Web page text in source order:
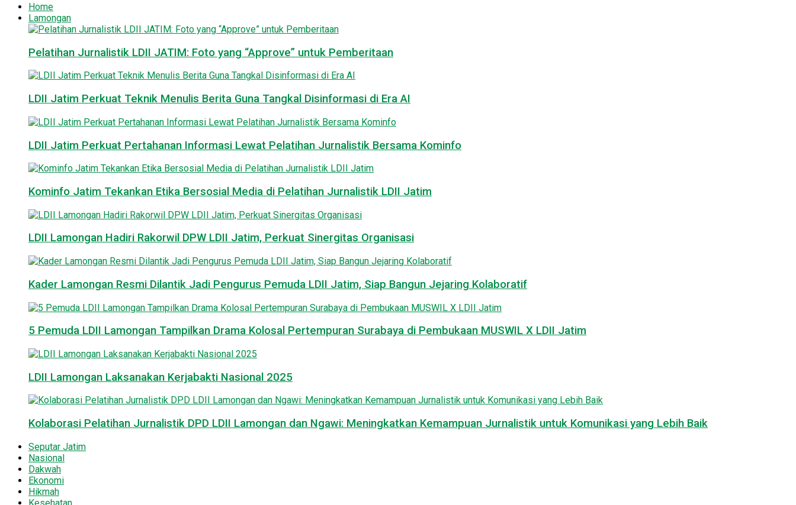
Home
Lamongan
Pelatihan Jurnalistik LDII JATIM: Foto yang “Approve” untuk Pemberitaan
LDII Jatim Perkuat Teknik Menulis Berita Guna Tangkal Disinformasi di Era AI
LDII Jatim Perkuat Pertahanan Informasi Lewat Pelatihan Jurnalistik Bersama Kominfo
Kominfo Jatim Tekankan Etika Bersosial Media di Pelatihan Jurnalistik LDII Jatim
LDII Lamongan Hadiri Rakorwil DPW LDII Jatim, Perkuat Sinergitas Organisasi
Kader Lamongan Resmi Dilantik Jadi Pengurus Pemuda LDII Jatim, Siap Bangun Jejaring Kolaboratif
5 Pemuda LDII Lamongan Tampilkan Drama Kolosal Pertempuran Surabaya di Pembukaan MUSWIL X LDII Jatim
LDII Lamongan Laksanakan Kerjabakti Nasional 2025
Kolaborasi Pelatihan Jurnalistik DPD LDII Lamongan dan Ngawi: Meningkatkan Kemampuan Jurnalistik untuk Komunikasi yang Lebih Baik
Seputar Jatim
Nasional
Dakwah
Ekonomi
Hikmah